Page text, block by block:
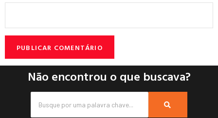
Não encontrou o que buscava?